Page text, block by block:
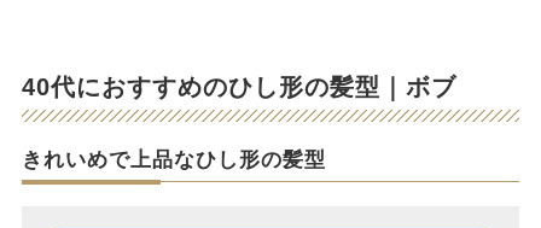
40代におすすめのひし形の髪型｜ボブ
きれいめで上品なひし形の髪型